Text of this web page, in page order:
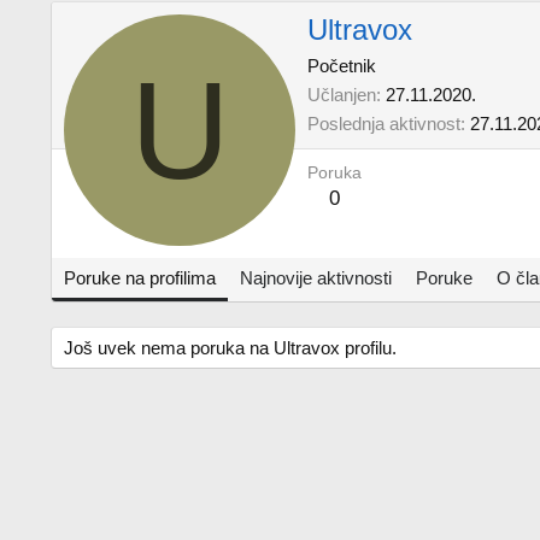
U
Ultravox
Početnik
Učlanjen 27.11.2020.
Poslednja aktivnost
Poruka
0
Poruke na profilima Najnovije aktivnosti Poruke O
Još uvek nema poruka na Ultravox profilu.